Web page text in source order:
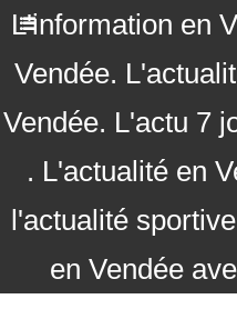
L'information en
Vendée.
Vendée. L'actu 7
. L'actualité en
l'actualité
en Vendée